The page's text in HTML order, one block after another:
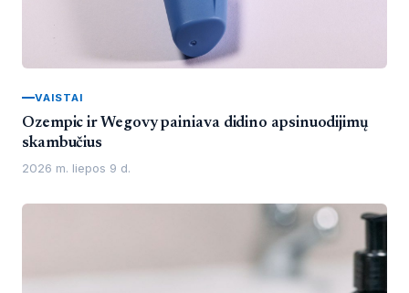
VAISTAI
Ozempic ir Wegovy painiava didino apsinuodijimų
skambučius
2026 m. liepos 9 d.